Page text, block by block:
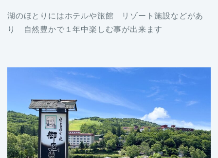
湖のほとりにはホテルや旅館 リゾート施設などがあ
り 自然豊かで１年中楽しむ事が出来ます